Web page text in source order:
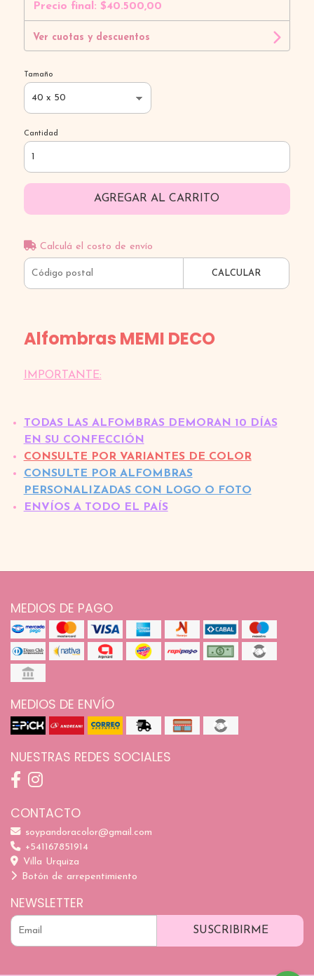
Precio final: $40.500,00
Ver cuotas y descuentos
Tamaño
Cantidad
AGREGAR AL CARRITO
Calculá el costo de envío
CALCULAR
Alfombras MEMI DECO
IMPORTANTE:
TODAS LAS ALFOMBRAS DEMORAN 10 DÍAS
EN SU CONFECCIÓN
CONSULTE POR VARIANTES DE COLOR
CONSULTE POR ALFOMBRAS
PERSONALIZADAS CON LOGO O FOTO
ENVÍOS A TODO EL PAÍS
MEDIOS DE PAGO
MEDIOS DE ENVÍO
NUESTRAS REDES SOCIALES
CONTACTO
soypandoracolor@gmail.com
+541167851914
Villa Urquiza
Botón de arrepentimiento
NEWSLETTER
SUSCRIBIRME